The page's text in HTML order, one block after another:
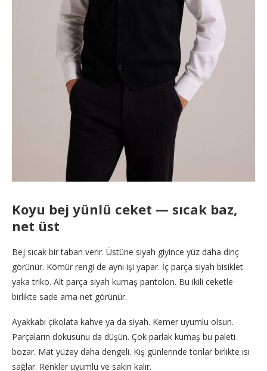
Koyu bej yünlü ceket — sıcak baz,
net üst
Bej sıcak bir taban verir. Üstüne siyah giyince yüz daha dinç
görünür. Kömür rengi de aynı işi yapar. İç parça siyah bisiklet
yaka triko. Alt parça siyah kumaş pantolon. Bu ikili ceketle
birlikte sade ama net görünür.
Ayakkabı çikolata kahve ya da siyah. Kemer uyumlu olsun.
Parçaların dokusunu da düşün. Çok parlak kumaş bu paleti
bozar. Mat yüzey daha dengeli. Kış günlerinde tonlar birlikte ısı
sağlar. Renkler uyumlu ve sakin kalır.